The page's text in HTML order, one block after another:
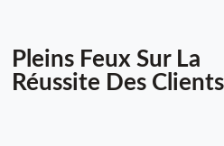
Pleins Feux Sur La
Réussite Des Clients